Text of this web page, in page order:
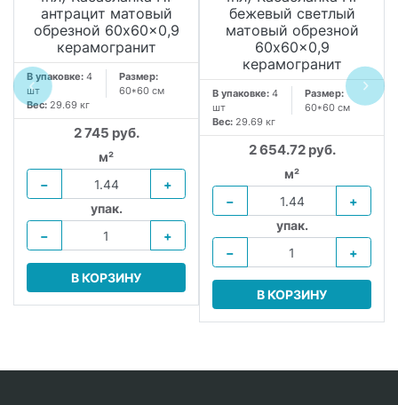
антрацит матовый
обрезной 60x60x0,9
керамогранит
В упаковке: 4
шт
Размер:
60*60 см
Вес: 29.69 кг
2 745 руб.
м²
−
+
упак.
−
+
В КОРЗИНУ
бежевый светлый
матовый обрезной
60x60x0,9
керамогранит
В упаковке: 4
шт
Размер:
60*60 см
Вес: 29.69 кг
2 654.72 руб.
м²
−
+
упак.
−
+
В КОРЗИНУ